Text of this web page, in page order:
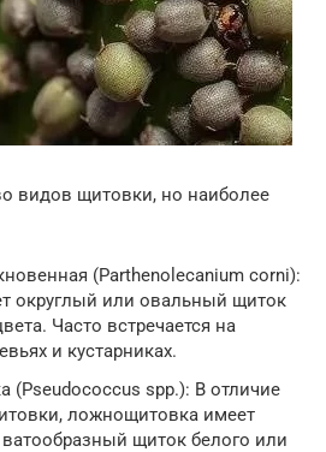
видов щитовки, но наиболее
(Parthenolecanium corni):
округлый или овальный щиток
Часто встречается на
и кустарниках.
(Pseudococcus spp.): В отличие
ложнощитовка имеет
щиток белого или